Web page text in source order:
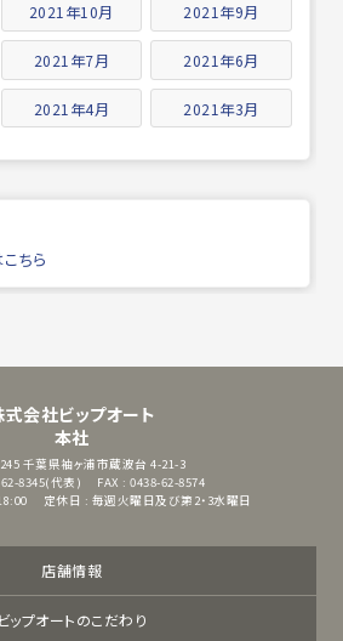
2021年10月 2021年9月
2021年7月 2021年6月
2021年4月 2021年3月
ちら
式会社ビップオート
本社
千葉県袖ヶ浦市蔵波台 4-21-3
62-8345(代表)
FAX : 0438-62-8574
定休日 : 毎週火曜日及び第2・3水曜日
店舗情報
ビップオートのこだわり